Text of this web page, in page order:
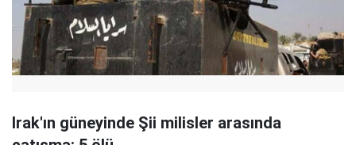
Irak'ın güneyinde Şii milisler arasında